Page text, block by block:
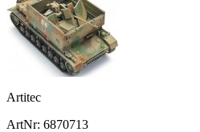
Artitec
ArtNr: 6870713